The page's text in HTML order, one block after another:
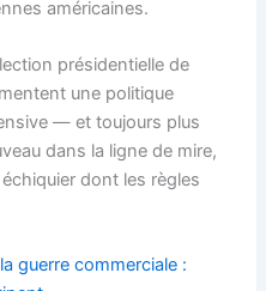
américaines.
présidentielle de
une politique
— et toujours plus
dans la ligne de mire,
dont les règles
guerre commerciale :